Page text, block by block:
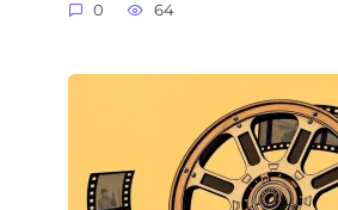
0 64